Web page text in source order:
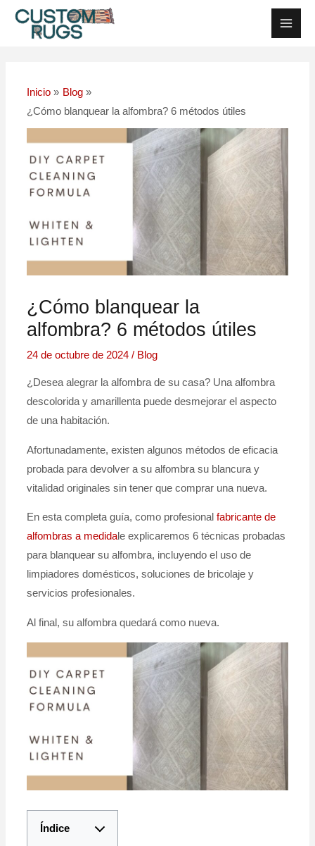
Inicio
Blog
¿Cómo blanquear la alfombra? 6 métodos útiles
¿Cómo blanquear la
alfombra? 6 métodos útiles
24 de octubre de 2024 / Blog
¿Desea alegrar la alfombra de su casa? Una alfombra
descolorida y amarillenta puede desmejorar el aspecto
de una habitación.
Afortunadamente, existen algunos métodos de eficacia
probada para devolver a su alfombra su blancura y
vitalidad originales sin tener que comprar una nueva.
En esta completa guía, como profesional fabricante de
alfombras a medidale explicaremos 6 técnicas probadas
para blanquear su alfombra, incluyendo el uso de
limpiadores domésticos, soluciones de bricolaje y
servicios profesionales.
Al final, su alfombra quedará como nueva.
Índice
Navegación
posterior